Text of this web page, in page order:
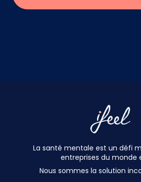
La santé mentale est un défi
entreprises du monde
Nous sommes la solution